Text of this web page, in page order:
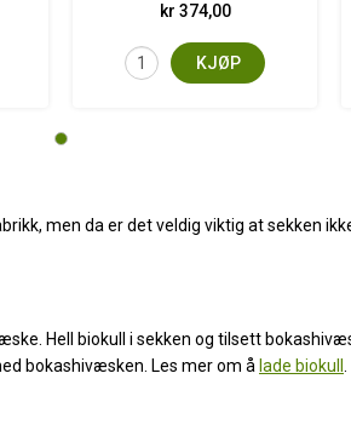
kr 374,00
KJØP
men da er det veldig viktig at sekken
Hell biokull i sekken og tilsett
bokashivæsken. Les mer om å lade biokull